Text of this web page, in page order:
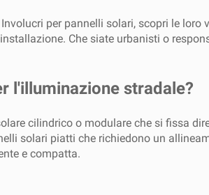
per pannelli solari, scopri le
Che siate urbanisti o
l'illuminazione stradale?
cilindrico o modulare che si fissa
solari piatti che richiedono un
e compatta.